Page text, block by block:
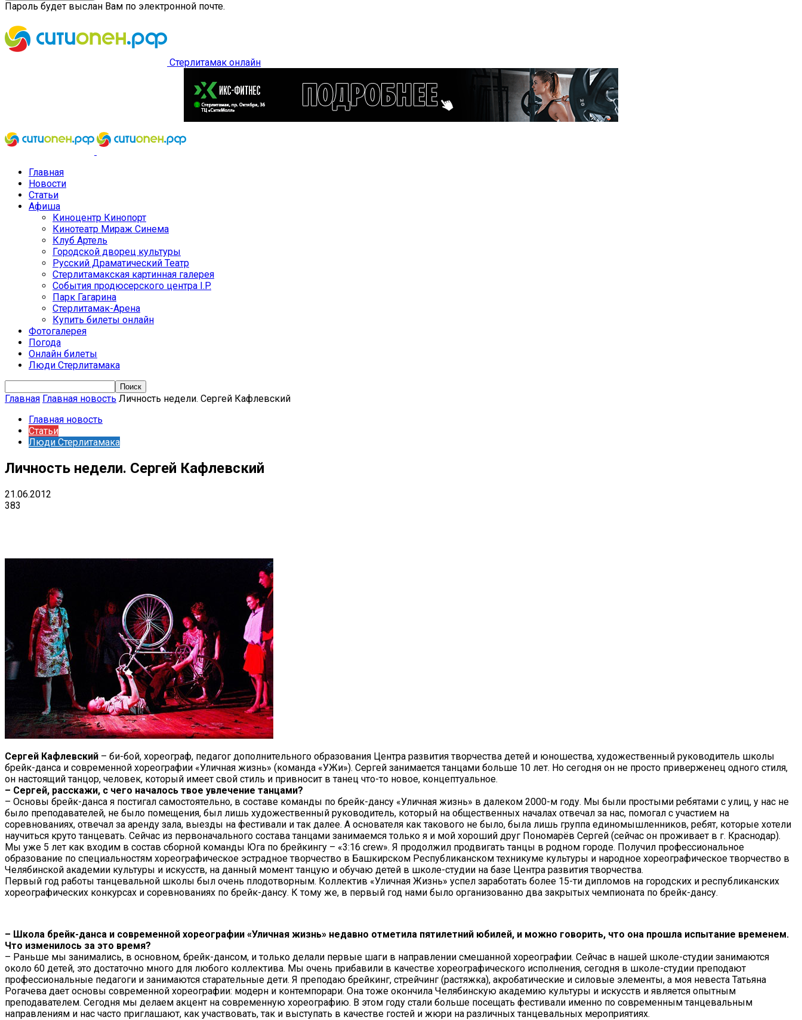
Пароль будет выслан Вам по электронной почте.
Стерлитамак онлайн
Главная
Новости
Статьи
Афиша
Киноцентр Кинопорт
Кинотеатр Мираж Синема
Клуб Артель
Городской дворец культуры
Русский Драматический Театр
Стерлитамакская картинная галерея
События продюсерского центра I.P.
Парк Гагарина
Стерлитамак-Арена
Купить билеты онлайн
Фотогалерея
Погода
Онлайн билеты
Люди Стерлитамака
Главная Главная новость Личность недели. Сергей Кафлевский
Главная новость
Статьи
Люди Стерлитамака
Личность недели. Сергей Кафлевский
21.06.2012
383
Сергей Кафлевский – би-бой, хореограф, педагог дополнительного образования Центра развития творчества детей и юношества, художественный руководитель школы
брейк-данса и современной хореографии «Уличная жизнь» (команда «УЖи»). Сергей занимается танцами больше 10 лет. Но сегодня он не просто приверженец одного стиля,
он настоящий танцор, человек, который имеет свой стиль и привносит в танец что-то новое, концептуальное.
– Сергей, расскажи, с чего началось твое увлечение танцами?
– Основы брейк-данса я постигал самостоятельно, в составе команды по брейк-дансу «Уличная жизнь» в далеком 2000-м году. Мы были простыми ребятами с улиц, у нас не
было преподавателей, не было помещения, был лишь художественный руководитель, который на общественных началах отвечал за нас, помогал с участием на
соревнованиях, отвечал за аренду зала, выезды на фестивали и так далее. А основателя как такового не было, была лишь группа единомышленников, ребят, которые хотели
научиться круто танцевать. Сейчас из первоначального состава танцами занимаемся только я и мой хороший друг Пономарёв Сергей (сейчас он проживает в г. Краснодар).
Мы уже 5 лет как входим в состав сборной команды Юга по брейкингу – «3:16 crew». Я продолжил продвигать танцы в родном городе. Получил профессиональное
образование по специальностям хореографическое эстрадное творчество в Башкирском Республиканском техникуме культуры и народное хореографическое творчество в
Челябинской академии культуры и искусств, на данный момент танцую и обучаю детей в школе-студии на базе Центра развития творчества.
Первый год работы танцевальной школы был очень плодотворным. Коллектив «Уличная Жизнь» успел заработать более 15-ти дипломов на городских и республиканских
хореографических конкурсах и соревнованиях по брейк-дансу. К тому же, в первый год нами было организованно два закрытых чемпионата по брейк-дансу.
– Школа брейк-данса и современной хореографии «Уличная жизнь» недавно отметила пятилетний юбилей, и можно говорить, что она прошла испытание временем.
Что изменилось за это время?
– Раньше мы занимались, в основном, брейк-дансом, и только делали первые шаги в направлении смешанной хореографии. Сейчас в нашей школе-студии занимаются
около 60 детей, это достаточно много для любого коллектива. Мы очень прибавили в качестве хореографического исполнения, сегодня в школе-студии преподают
профессиональные педагоги и занимаются старательные дети. Я преподаю брейкинг, стрейчинг (растяжка), акробатические и силовые элементы, а моя невеста Татьяна
Рогачева дает основы современной хореографии: модерн и контемпорари. Она тоже окончила Челябинскую академию культуры и искусств и является опытным
преподавателем. Сегодня мы делаем акцент на современную хореографию. В этом году стали больше посещать фестивали именно по современным танцевальным
направлениям и нас часто приглашают, как участвовать, так и выступать в качестве гостей и жюри на различных танцевальных мероприятиях.